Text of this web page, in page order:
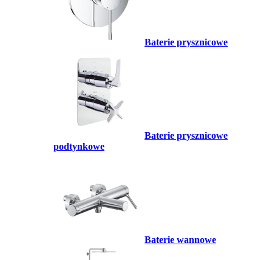
Baterie prysznicowe
Baterie prysznicowe
podtynkowe
Baterie wannowe